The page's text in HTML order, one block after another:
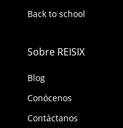
Back to school
Sobre REISIX
Blog
Conócenos
Contáctanos